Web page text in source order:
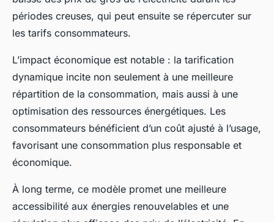
périodes creuses, qui peut ensuite se répercuter sur
les tarifs consommateurs.
L’impact économique est notable : la tarification
dynamique incite non seulement à une meilleure
répartition de la consommation, mais aussi à une
optimisation des ressources énergétiques. Les
consommateurs bénéficient d’un coût ajusté à l’usage,
favorisant une consommation plus responsable et
économique.
À long terme, ce modèle promet une meilleure
accessibilité aux énergies renouvelables et une